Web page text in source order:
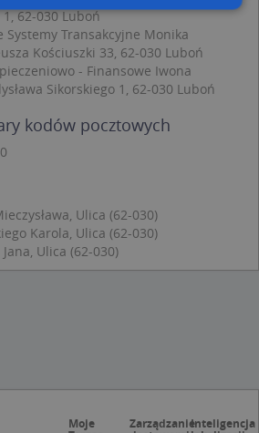
62-030 Luboń
Systemy Transakcyjne Monika
Kościuszki 33, 62-030 Luboń
- Finansowe Iwona
Sikorskiego 1, 62-030 Luboń
kodów pocztowych
Ulica (62-030)
Karola, Ulica (62-030)
Ulica (62-030)
Moje ZarządzanieInteligencja
Wydajność
Targetowanie
Niesklasyfikowane
funkcji strony internetowej, takich
i zarządzanie kontem.
plików cookie nie można
ze strony internetowej.
.targeo.pl
CookieScript
.targeo.pl